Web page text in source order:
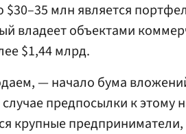
$30–35 млн является
владеет объектами
$1,44 млрд.
— начало бума
предпосылки к этому
крупные